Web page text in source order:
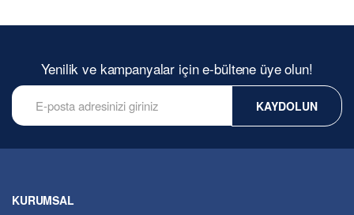
Yenilik ve kampanyalar için e-bültene üye olun!
KAYDOLUN
KURUMSAL